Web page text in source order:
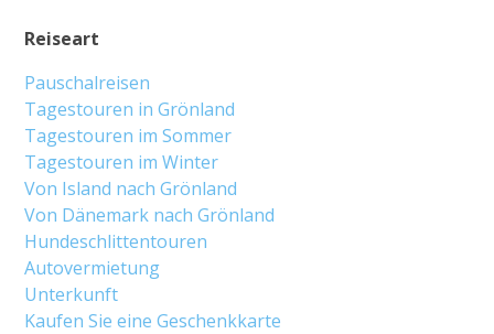
Reiseart
Pauschalreisen
Tagestouren in Grönland
Tagestouren im Sommer
Tagestouren im Winter
Von Island nach Grönland
Von Dänemark nach Grönland
Hundeschlittentouren
Autovermietung
Unterkunft
Kaufen Sie eine Geschenkkarte